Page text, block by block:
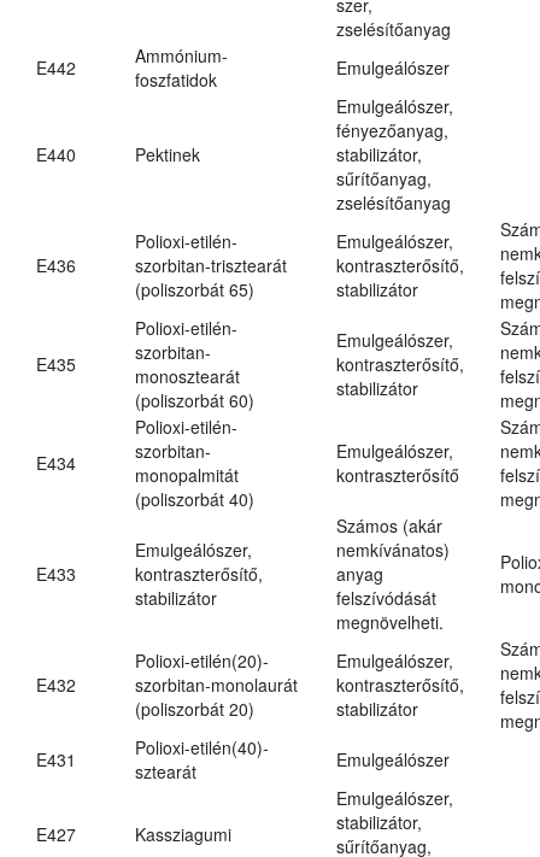
zselésítőanyag
E442
Ammónium-
foszfatidok
Emulgeálószer
E440 Pektinek
Emulgeálószer,
fényezőanyag,
stabilizátor,
sűrítőanyag,
zselésítőanyag
E436
Polioxi-etilén-
szorbitan-trisztearát
(poliszorbát 65)
Emulgeálószer,
kontraszterősítő,
stabilizátor
E435
Polioxi-etilén-
szorbitan-
monosztearát
(poliszorbát 60)
Emulgeálószer,
kontraszterősítő,
stabilizátor
E434
Polioxi-etilén-
szorbitan-
monopalmitát
(poliszorbát 40)
Emulgeálószer,
kontraszterősítő
E433
Emulgeálószer,
kontraszterősítő,
stabilizátor
Számos (akár
nemkívánatos)
anyag
felszívódását
megnövelheti.
E432
Polioxi-etilén(20)-
szorbitan-monolaurát
(poliszorbát 20)
Emulgeálószer,
kontraszterősítő,
stabilizátor
E431
Polioxi-etilén(40)-
sztearát
Emulgeálószer
E427 Kassziagumi
Emulgeálószer,
stabilizátor,
sűrítőanyag,